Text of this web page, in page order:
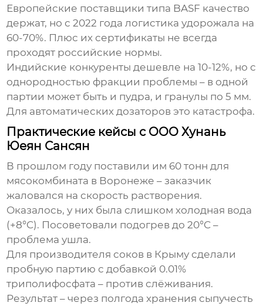
Европейские поставщики типа BASF качество
держат, но с 2022 года логистика удорожала на
60-70%. Плюс их сертификаты не всегда
проходят российские нормы.
Индийские конкуренты дешевле на 10-12%, но с
однородностью фракции проблемы – в одной
партии может быть и пудра, и гранулы по 5 мм.
Для автоматических дозаторов это катастрофа.
Практические кейсы с OOO Хунань
Юеян Сансян
В прошлом году поставили им 60 тонн для
мясокомбината в Воронеже – заказчик
жаловался на скорость растворения.
Оказалось, у них была слишком холодная вода
(+8°C). Посоветовали подогрев до 20°C –
проблема ушла.
Для производителя соков в Крыму сделали
пробную партию с добавкой 0.01%
триполифосфата – против слёживания.
Результат – через полгода хранения сыпучесть